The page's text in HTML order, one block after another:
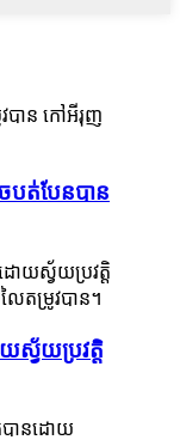
បត់បែនបាន
ស្វ័យប្រវត្តិ